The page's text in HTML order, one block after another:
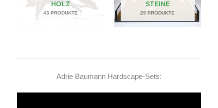
HOLZ
43 PRODUKTE
STEINE
29 PRODUKTE
Adrie Baumann Hardscape-Sets: